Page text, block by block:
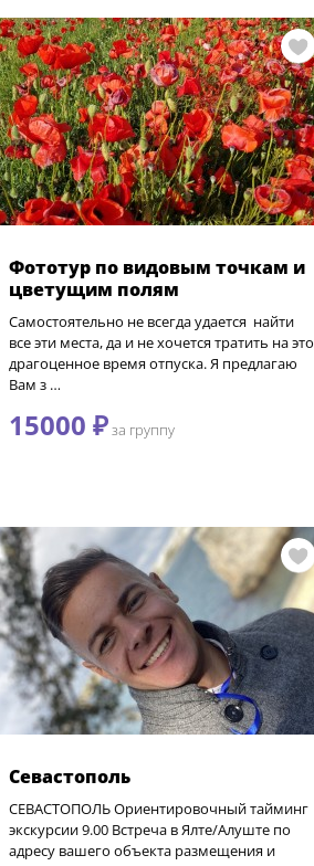
Фототур по видовым точкам и
цветущим полям
Самостоятельно не всегда удается найти
все эти места, да и не хочется тратить на это
драгоценное время отпуска. Я предлагаю
Вам з …
15000 ₽за группу
Севастополь
СЕВАСТОПОЛЬ Ориентировочный тайминг
экскурсии 9.00 Встреча в Ялте/Алуште по
адресу вашего объекта размещения и